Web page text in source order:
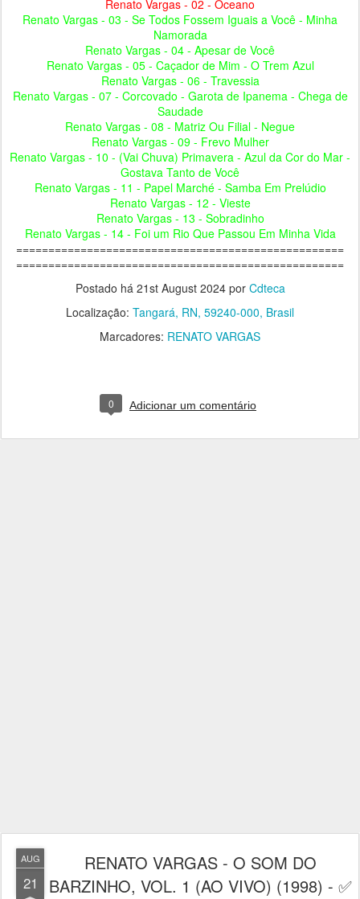
Renato Vargas - 02 - Oceano
Renato Vargas - 03 - Se Todos Fossem Iguais a Você - Minha
Namorada
Renato Vargas - 04 - Apesar de Você
Renato Vargas - 05 - Caçador de Mim - O Trem Azul
Renato Vargas - 06 - Travessia
Renato Vargas - 07 - Corcovado - Garota de Ipanema - Chega de
Saudade
Renato Vargas - 08 - Matriz Ou Filial - Negue
Renato Vargas - 09 - Frevo Mulher
Renato Vargas - 10 - (Vai Chuva) Primavera - Azul da Cor do Mar -
Gostava Tanto de Você
Renato Vargas - 11 - Papel Marché - Samba Em Prelúdio
Renato Vargas - 12 - Vieste
Renato Vargas - 13 - Sobradinho
Renato Vargas - 14 - Foi um Rio Que Passou Em Minha Vida
===================================================
===================================================
Postado há 21st August 2024por Cdteca
Localização: Tangará, RN, 59240-000, Brasil
Marcadores: RENATO VARGAS
0 Adicionar um comentário
AUG
21
RENATO VARGAS - O SOM DO
BARZINHO, VOL. 1 (AO VIVO) (1998) - ✅